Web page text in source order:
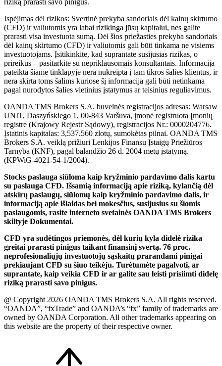
Ispėjimas dėl rizikos: Svertinė prekyba sandoriais dėl kainų skirtumo
(CFD) ir valiutomis yra labai rizikinga jūsų kapitalui, nes galite
prarasti visa investuota sumą. Dėl šios priežasties prekyba sandoriais
dėl kainų skirtumo (CFD) ir valiutomis gali būti tinkama ne visiems
investuotojams. Įsitikinkite, kad suprantate susijusias rizikas, o
prireikus – pasitarkite su nepriklausomais konsultantais. Informacija
pateikta šiame tinklapyje nera nukreipta į tam tikros šalies klientus, ir
nera skirta toms šalims kuriose šį informacija gali būti netinkama
pagal nurodytos šalies vietinius įstatymus ar teisinius reguliavimus.
OANDA TMS Brokers S.A. buveinės registracijos adresas: Warsaw
UNIT, Daszyńskiego 1, 00-843 Varšuva, įmonė registruota Įmonių
registre (Krajowy Rejestr Sądowy), registracijos Nr.: 0000204776.
Įstatinis kapitalas: 3,537.560 zlotų, sumokėtas pilnai. OANDA TMS
Brokers S.A. veiklą prižiuri Lenkijos Finansų Įstaigų Priežiūros
Tarnyba (KNF), pagal balandžio 26 d. 2004 metų įstatymą.
(KPWiG-4021-54-1/2004).
Stocks paslauga siūloma kaip kryžminio pardavimo dalis kartu
su paslauga CFD. Išsamią informaciją apie riziką, kylančią dėl
atskirų paslaugų, siūlomų kaip kryžminio pardavimo dalis, ir
informaciją apie išlaidas bei mokesčius, susijusius su šiomis
paslaugomis, rasite interneto svetainės OANDA TMS Brokers
skiltyje Dokumentai.
CFD yra sudėtingos priemonės, dėl kurių kyla didelė rizika
greitai prarasti pinigus taikant finansinį svertą. 76 proc.
neprofesionaliųjų investuotojų sąskaitų prarandami pinigai
prekiaujant CFD su šiuo teikėju. Turėtumėte pagalvoti, ar
suprantate, kaip veikia CFD ir ar galite sau leisti prisiimti didelę
riziką prarasti savo pinigus.
@ Copyright 2026 OANDA TMS Brokers S.A. All rights reserved.
“OANDA”, “fxTrade” and OANDA’s “fx” family of trademarks are
owned by OANDA Corporation. All other trademarks appearing on
this website are the property of their respective owner.